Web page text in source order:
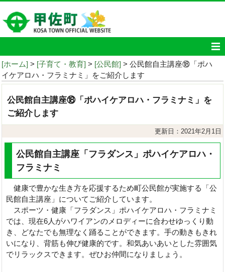
[ホーム] > [子育て・教育] > [公民館] > 公民館自主講座⑱「ポハ
イケアロハ・フラミナミ」をご紹介します
公民館自主講座⑱「ポハイケアロハ・フラミナミ」を
ご紹介します
更新日：2021年2月1日
公民館自主講座「フラダンス」ポハイケアロハ・
フラミナミ
健康で豊かな生き方を応援するため町公民館が実施する「公
民館自主講座」についてご紹介しています。
スポーツ・健康「フラダンス」ポハイケアロハ・フラミナミ
では、現在6人がハワイアンのメロディーに合わせゆっくり動
き、どなたでも無理なく踊ることができます。手の動きもきれ
いになり、背筋も伸び健康的です。和気あいあいとした雰囲気
でリラックスできます。ぜひお仲間になりましょう。